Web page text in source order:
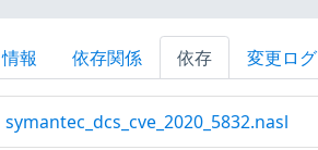
情報 依存関係 依存 変更ログ
symantec_dcs_cve_2020_5832.nasl